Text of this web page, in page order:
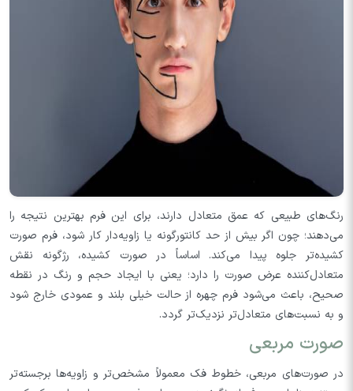
رنگ‌های طبیعی که عمق متعادل دارند، برای این فرم بهترین نتیجه را
می‌دهند؛ چون اگر بیش از حد کانتورگونه یا زاویه‌دار کار شود، فرم صورت
کشیده‌تر جلوه پیدا می‌کند. اساساً در صورت کشیده، رژگونه نقش
متعادل‌کننده عرض صورت را دارد؛ یعنی با ایجاد حجم و رنگ در نقطه
صحیح، باعث می‌شود فرم چهره از حالت خیلی بلند و عمودی خارج شود
و به نسبت‌های متعادل‌تر نزدیک‌تر گردد.
صورت مربعی
در صورت‌های مربعی، خطوط فک معمولاً مشخص‌تر و زاویه‌ها برجسته‌تر